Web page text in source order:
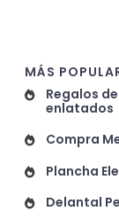
MÁS
Regalos
enlatados
Compra
Plancha
Delantal